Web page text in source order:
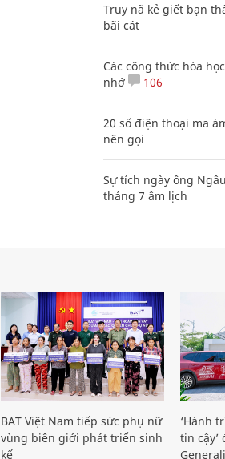
Truy nã kẻ giết bạn
bãi cát
Các công thức hóa
nhớ
106
20 số điện thoại ma
nên gọi
Sự tích ngày ông
tháng 7 âm lịch
BAT Việt Nam tiếp sức phụ nữ
vùng biên giới phát triển sinh
kế
‘Hành
tin cậy’